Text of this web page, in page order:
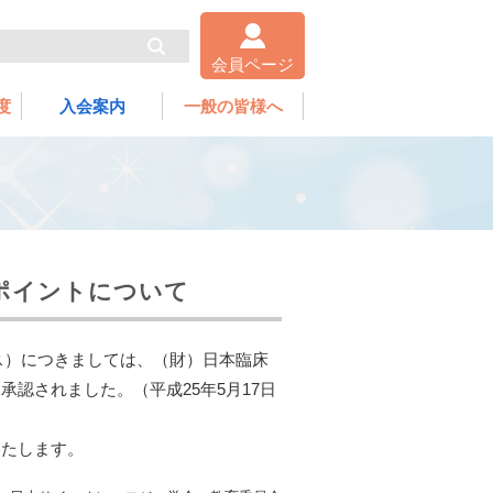
会員ページ
入会案内 一般の皆様へ
イントについて
につきましては、（財）日本臨床
認されました。（平成25年5月17日
します。